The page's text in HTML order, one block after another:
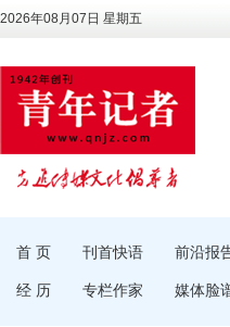
2026年08月07日 星期五
首 页 刊首快语 前沿报
经 历 专栏作家 媒体脸